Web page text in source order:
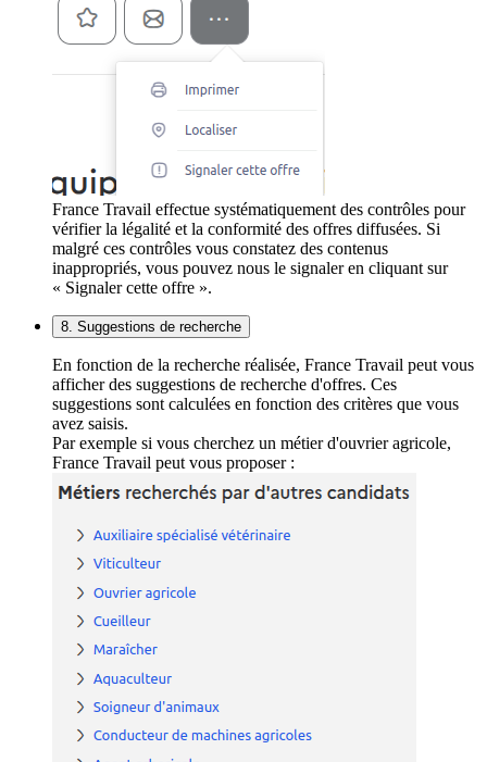
France Travail effectue systématiquement des contrôles pour
vérifier la légalité et la conformité des offres diffusées. Si
malgré ces contrôles vous constatez des contenus
inappropriés, vous pouvez nous le signaler en cliquant sur
« Signaler cette offre ».
8. Suggestions de recherche
En fonction de la recherche réalisée, France Travail peut vous
afficher des suggestions de recherche d'offres. Ces
suggestions sont calculées en fonction des critères que vous
avez saisis.
Par exemple si vous cherchez un métier d'ouvrier agricole,
France Travail peut vous proposer :